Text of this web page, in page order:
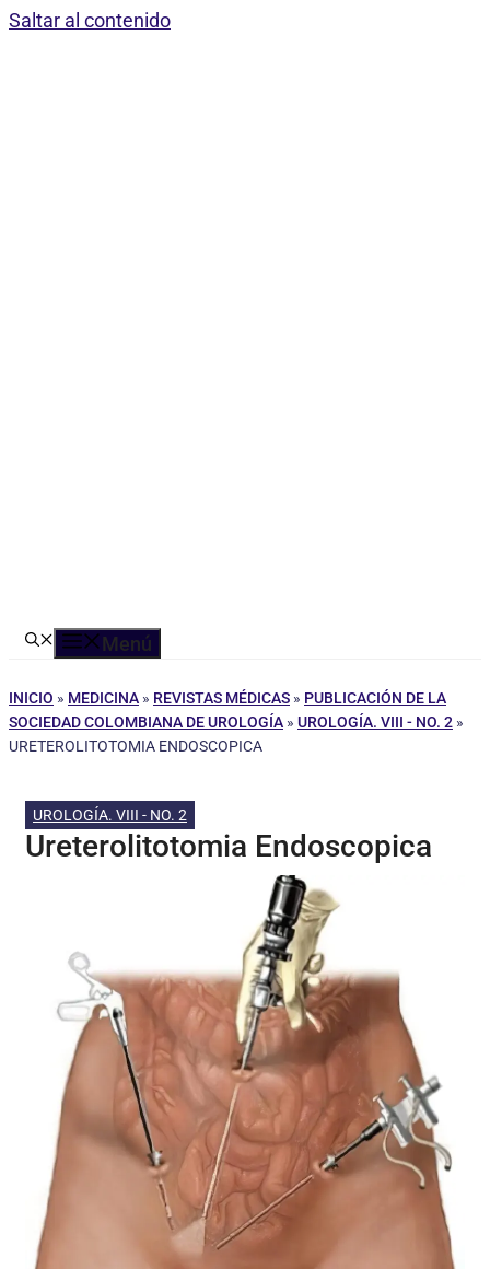
Saltar al contenido
Menú
INICIO » MEDICINA » REVISTAS MÉDICAS » PUBLICACIÓN DE LA
SOCIEDAD COLOMBIANA DE UROLOGÍA » UROLOGÍA. VIII - NO. 2 »
URETEROLITOTOMIA ENDOSCOPICA
UROLOGÍA. VIII - NO. 2
Ureterolitotomia Endoscopica